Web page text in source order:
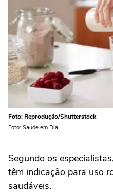
Foto: Reprodução/Shutterstock
Foto: Saúde em Dia
Segundo os
têm indicação para uso
saudáveis.